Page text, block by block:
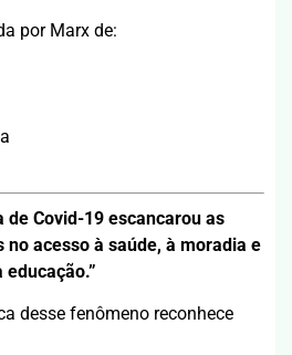
por Marx de:
de Covid-19 escancarou as
acesso à saúde, à moradia e
educação.”
desse fenômeno reconhece